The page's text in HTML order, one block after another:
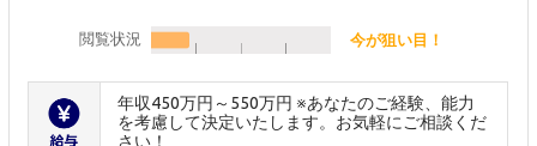
閲覧状況 今が狙い目！
年収450万円～550万円 ※あなたのご経験、能力
を考慮して決定いたします。お気軽にご相談くだ
さい！